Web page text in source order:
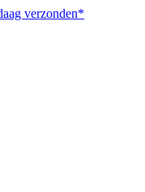
verzonden*